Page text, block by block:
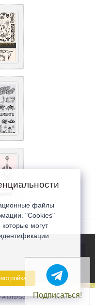
Анатольевич © 2007-2026
Подписаться!
файлы
"Cookies"
могут